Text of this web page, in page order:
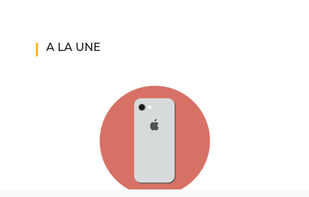
A LA UNE